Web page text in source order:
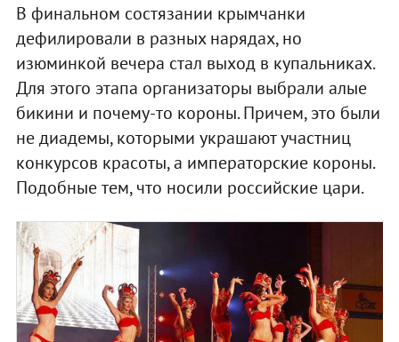
В финальном состязании крымчанки
дефилировали в разных нарядах, но
изюминкой вечера стал выход в купальниках.
Для этого этапа организаторы выбрали алые
бикини и почему-то короны. Причем, это были
не диадемы, которыми украшают участниц
конкурсов красоты, а императорские короны.
Подобные тем, что носили российские цари.